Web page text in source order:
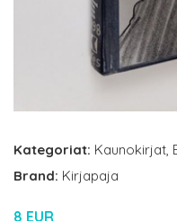
Kategoriat: Kaunokirjat,
Brand: Kirjapaja
8 EUR